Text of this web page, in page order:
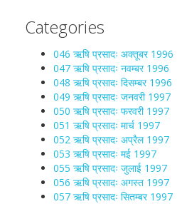
Categories
046 ऋषि प्रसादः अक्तूबर 1996
047 ऋषि प्रसादः नवम्बर 1996
048 ऋषि प्रसादः दिसम्बर 1996
049 ऋषि प्रसादः जनवरी 1997
050 ऋषि प्रसादः फरवरी 1997
051 ऋषि प्रसादः मार्च 1997
052 ऋषि प्रसादः अप्रैल 1997
053 ऋषि प्रसादः मई 1997
055 ऋषि प्रसादः जुलाई 1997
056 ऋषि प्रसादः अगस्त 1997
057 ऋषि प्रसादः सितम्बर 1997